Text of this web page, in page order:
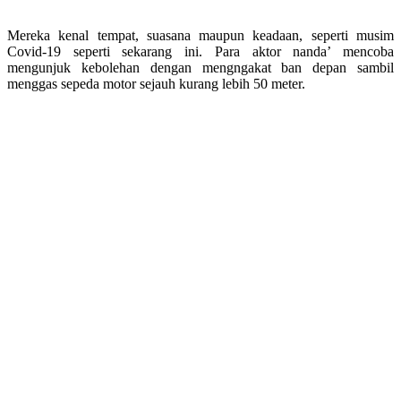
Mereka kenal tempat, suasana maupun keadaan, seperti musim
Covid-19 seperti sekarang ini. Para aktor nanda’ mencoba
mengunjuk kebolehan dengan mengngakat ban depan sambil
menggas sepeda motor sejauh kurang lebih 50 meter.